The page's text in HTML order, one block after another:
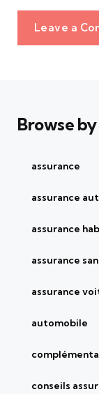
Leave a
Browse
assurance
assurance
assurance
assurance
assurance
automobile
conseils